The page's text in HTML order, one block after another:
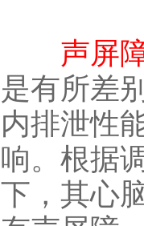
声屏
是有所差
内排泄性
响。根据
下，其心